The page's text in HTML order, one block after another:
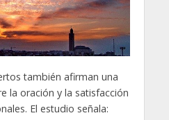
también afirman una
la oración y la satisfacción
El estudio señala: